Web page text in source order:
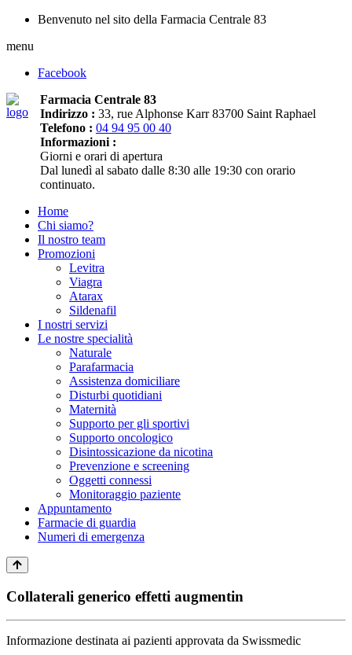
Benvenuto nel sito della Farmacia Centrale 83
menu
Facebook
Farmacia Centrale 83
Indirizzo : 33, rue Alphonse Karr 83700 Saint Raphael
Telefono : 04 94 95 00 40
Informazioni :
Giorni e orari di apertura
Dal lunedì al sabato dalle 8:30 alle 19:30 con orario
continuato.
Home
Chi siamo?
Il nostro team
Promozioni
Levitra
Viagra
Atarax
Sildenafil
I nostri servizi
Le nostre specialità
Naturale
Parafarmacia
Assistenza domiciliare
Disturbi quotidiani
Maternità
Supporto per gli sportivi
Supporto oncologico
Disintossicazione da nicotina
Prevenzione e screening
Oggetti connessi
Monitoraggio paziente
Appuntamento
Farmacie di guardia
Numeri di emergenza
Collaterali generico effetti augmentin
Informazione destinata ai pazienti approvata da Swissmedic